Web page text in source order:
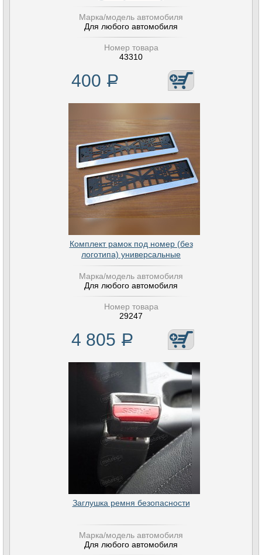
Марка/модель автомобиля
Для любого автомобиля
Номер товара
43310
400 Р
Комплект рамок под номер (без
логотипа) универсальные
Марка/модель автомобиля
Для любого автомобиля
Номер товара
29247
4 805 Р
Заглушка ремня безопасности
Марка/модель автомобиля
Для любого автомобиля